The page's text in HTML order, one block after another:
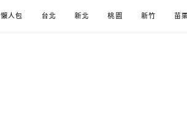
懶人包 台北 新北 桃園 新竹 苗